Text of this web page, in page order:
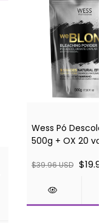
Wess Pó
500g + OX 20 vol
$39.96 USD $19.98